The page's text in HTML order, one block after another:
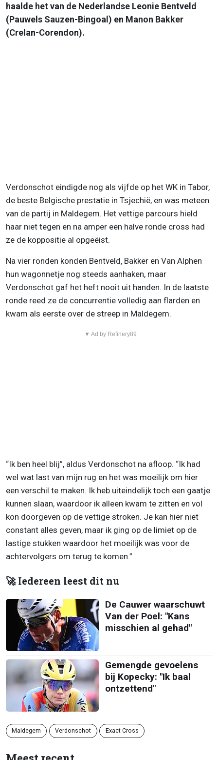
haalde het van de Nederlandse Leonie Bentveld
(Pauwels Sauzen-Bingoal) en Manon Bakker
(Crelan-Corendon).
Verdonschot eindigde nog als vijfde op het WK in Tabor,
de beste Belgische prestatie in Tsjechië, en was meteen
van de partij in Maldegem. Het vettige parcours hield
haar niet tegen en na amper een halve ronde cross had
ze de koppositie al opgeëist.
Na vier ronden konden Bentveld, Bakker en Van Alphen
hun wagonnetje nog steeds aanhaken, maar
Verdonschot gaf het heft nooit uit handen. In de laatste
ronde reed ze de concurrentie volledig aan flarden en
kwam als eerste over de streep in Maldegem.
▼ Ad by Refinery89
“Ik ben heel blij”, aldus Verdonschot na afloop. “Ik had
wel wat last van mijn rug en het was moeilijk om hier
een verschil te maken. Ik heb uiteindelijk toch een gaatje
kunnen slaan, waardoor ik alleen kwam te zitten en vol
kon doorgeven op de vettige stroken. Je kan hier niet
constant alles geven, maar ik ging op de limiet op de
lastige stukken waardoor het moeilijk was voor de
achtervolgers om terug te komen.”
🚀 Iedereen leest dit nu
De Cauwer waarschuwt
Van der Poel: "Kans
misschien al gehad"
Gemengde gevoelens
bij Kopecky: "Ik baal
ontzettend"
Maldegem Verdonschot Exact Cross